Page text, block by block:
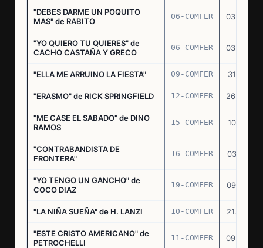
"DEBES DARME UN POQUITO
MAS" de RABITO
06-COMFER 03.05.74
"YO QUIERO TU QUIERES" de
CACHO CASTAÑA Y GRECO
06-COMFER 03.05.74
"ELLA ME ARRUINO LA FIESTA" 09-COMFER 31.07.74
"ERASMO" de RICK SPRINGFIELD 12-COMFER 26.09.74
"ME CASE EL SABADO" de DINO
RAMOS
15-COMFER 10.10.74
"CONTRABANDISTA DE
FRONTERA"
16-COMFER 03.12.74
"YO TENGO UN GANCHO" de
COCO DIAZ
19-COMFER 09.01.75
"LA NIÑA SUEÑA" de H. LANZI 10-COMFER 21.03.75
"ESTE CRISTO AMERICANO" de
PETROCHELLI
11-COMFER 09.04.75